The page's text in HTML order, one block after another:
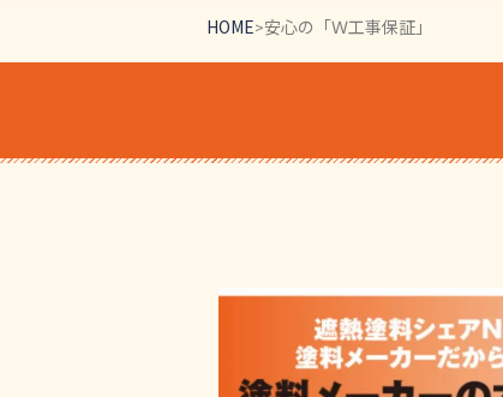
HOME>安心の「Ｗ工事保証」